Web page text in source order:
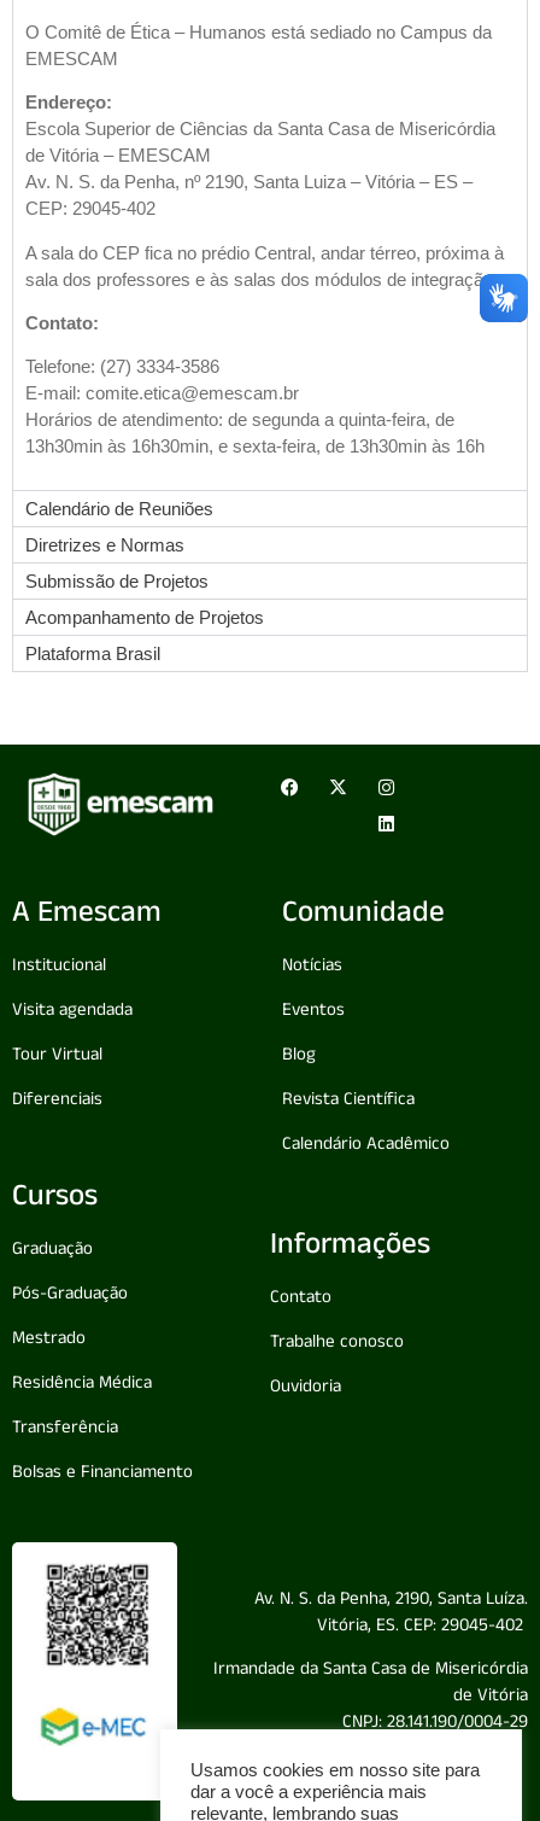
O Comitê de Ética – Humanos está sediado no Campus da
EMESCAM
Endereço:
Escola Superior de Ciências da Santa Casa de Misericórdia
de Vitória – EMESCAM
Av. N. S. da Penha, nº 2190, Santa Luiza – Vitória – ES –
CEP: 29045-402
A sala do CEP fica no prédio Central, andar térreo, próxima à
sala dos professores e às salas dos módulos de integração.
Contato:
Telefone: (27) 3334-3586
E-mail: comite.etica@emescam.br
Horários de atendimento: de segunda a quinta-feira, de
13h30min às 16h30min, e sexta-feira, de 13h30min às 16h
Calendário de Reuniões
Diretrizes e Normas
Submissão de Projetos
Acompanhamento de Projetos
Plataforma Brasil
A Emescam
Institucional
Visita agendada
Tour Virtual
Diferenciais
Comunidade
Notícias
Eventos
Blog
Revista Científica
Calendário Acadêmico
Cursos
Graduação
Pós-Graduação
Mestrado
Residência Médica
Transferência
Bolsas e Financiamento
Informações
Contato
Trabalhe conosco
Ouvidoria
Av. N. S. da Penha, 2190, Santa Luíza.
Vitória, ES. CEP: 29045-402
Irmandade da Santa Casa de Misericórdia
de Vitória
CNPJ: 28.141.190/0004-29
Usamos cookies em nosso site para
dar a você a experiência mais
relevante, lembrando suas